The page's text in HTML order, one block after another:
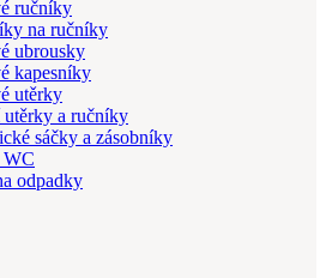
ručníky
na ručníky
ubrousky
kapesníky
utěrky
a ručníky
sáčky a zásobníky
WC
odpadky